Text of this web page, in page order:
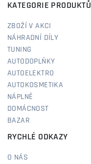
KATEGORIE PRODUKTŮ
ZBOŽÍ V AKCI
NÁHRADNÍ DÍLY
TUNING
AUTODOPLŇKY
AUTOELEKTRO
AUTOKOSMETIKA
NÁPLNĚ
DOMÁCNOST
BAZAR
RYCHLÉ ODKAZY
O NÁS